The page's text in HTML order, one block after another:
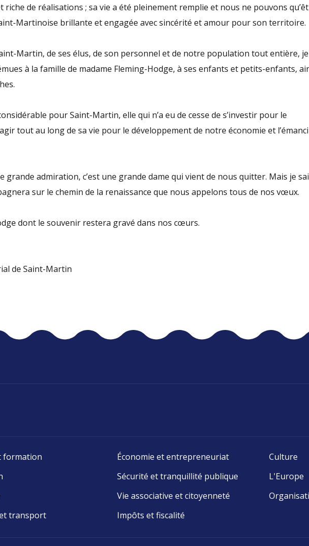
de réalisations ; sa vie a été pleinement remplie et nous ne pouvons
Martinoise brillante et engagée avec sincérité et amour pour son territoire.
Martin, de ses élus, de son personnel et de notre population tout entière,
à la famille de madame Fleming-Hodge, à ses enfants et petits-enfants,
pour Saint-Martin, elle qui n’a eu de cesse de s’investir pour le
tout au long de sa vie pour le développement de notre économie et
grande admiration, c’est une grande dame qui vient de nous quitter. Mais je
sur le chemin de la renaissance que nous appelons tous de nos vœux.
dont le souvenir restera gravé dans nos cœurs.
de Saint-Martin
formation Économie et entrepreneuriat
Culture
Sécurité et tranquillité publique
L'Europe
Vie associative et citoyenneté
transport Impôts et fiscalité